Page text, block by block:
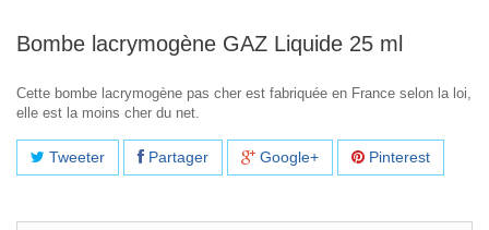
Bombe lacrymogène GAZ Liquide 25 ml
Cette bombe lacrymogène pas cher est fabriquée en France selon la loi,
elle est la moins cher du net.
Tweeter Partager Google+ Pinterest